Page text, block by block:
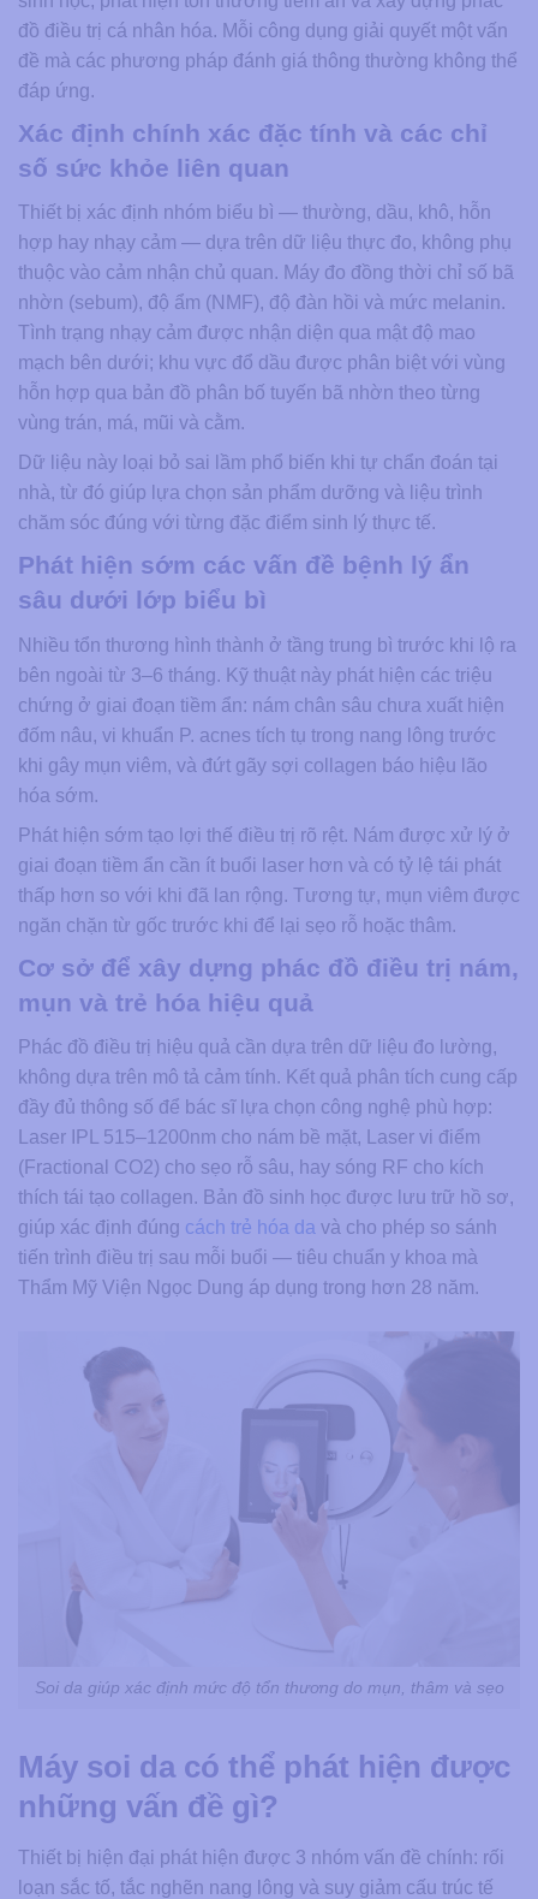
đồ điều trị cá nhân hóa. Mỗi công dụng giải quyết một vấn
đề mà các phương pháp đánh giá thông thường không thể
đáp ứng.
Xác định chính xác đặc tính và các chỉ
số sức khỏe liên quan
Thiết bị xác định nhóm biểu bì — thường, dầu, khô, hỗn
hợp hay nhạy cảm — dựa trên dữ liệu thực đo, không phụ
thuộc vào cảm nhận chủ quan. Máy đo đồng thời chỉ số bã
nhờn (sebum), độ ẩm (NMF), độ đàn hồi và mức melanin.
Tình trạng nhạy cảm được nhận diện qua mật độ mao
mạch bên dưới; khu vực đổ dầu được phân biệt với vùng
hỗn hợp qua bản đồ phân bố tuyến bã nhờn theo từng
vùng trán, má, mũi và cằm.
Dữ liệu này loại bỏ sai lầm phổ biến khi tự chẩn đoán tại
nhà, từ đó giúp lựa chọn sản phẩm dưỡng và liệu trình
chăm sóc đúng với từng đặc điểm sinh lý thực tế.
Phát hiện sớm các vấn đề bệnh lý ẩn
sâu dưới lớp biểu bì
Nhiều tổn thương hình thành ở tầng trung bì trước khi lộ ra
bên ngoài từ 3–6 tháng. Kỹ thuật này phát hiện các triệu
chứng ở giai đoạn tiềm ẩn: nám chân sâu chưa xuất hiện
đốm nâu, vi khuẩn P. acnes tích tụ trong nang lông trước
khi gây mụn viêm, và đứt gãy sợi collagen báo hiệu lão
hóa sớm.
Phát hiện sớm tạo lợi thế điều trị rõ rệt. Nám được xử lý ở
giai đoạn tiềm ẩn cần ít buổi laser hơn và có tỷ lệ tái phát
thấp hơn so với khi đã lan rộng. Tương tự, mụn viêm được
ngăn chặn từ gốc trước khi để lại sẹo rỗ hoặc thâm.
Cơ sở để xây dựng phác đồ điều trị nám,
mụn và trẻ hóa hiệu quả
Phác đồ điều trị hiệu quả cần dựa trên dữ liệu đo lường,
không dựa trên mô tả cảm tính. Kết quả phân tích cung cấp
đầy đủ thông số để bác sĩ lựa chọn công nghệ phù hợp:
Laser IPL 515–1200nm cho nám bề mặt, Laser vi điểm
(Fractional CO2) cho sẹo rỗ sâu, hay sóng RF cho kích
thích tái tạo collagen. Bản đồ sinh học được lưu trữ hồ sơ,
giúp xác định đúng cách trẻ hóa da và cho phép so sánh
tiến trình điều trị sau mỗi buổi — tiêu chuẩn y khoa mà
Thẩm Mỹ Viện Ngọc Dung áp dụng trong hơn 28 năm.
Soi da giúp xác định mức độ tổn thương do mụn, thâm và sẹo
Máy soi da có thể phát hiện được
những vấn đề gì?
Thiết bị hiện đại phát hiện được 3 nhóm vấn đề chính: rối
loạn sắc tố, tắc nghẽn nang lông và suy giảm cấu trúc tế